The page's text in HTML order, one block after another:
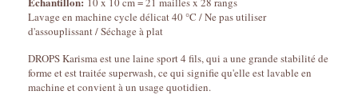
Lavage en machine cycle délicat 40 °C / Ne pas utiliser
d'assouplissant / Séchage à plat
DROPS Karisma est une laine sport 4 fils, qui a une grande stabilité de
forme et est traitée superwash, ce qui signifie qu'elle est lavable en
machine et convient à un usage quotidien.